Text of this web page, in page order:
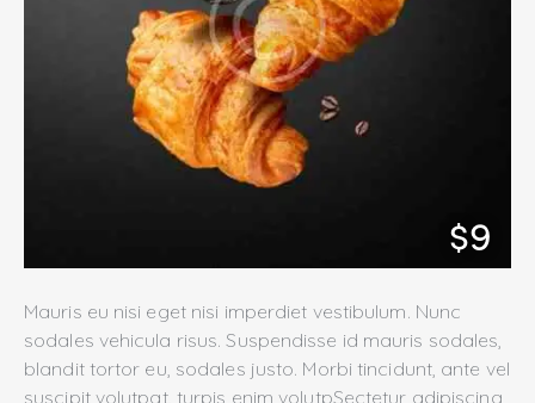
$9
Mauris eu nisi eget nisi imperdiet vestibulum. Nunc
sodales vehicula risus. Suspendisse id mauris sodales,
blandit tortor eu, sodales justo. Morbi tincidunt, ante vel
suscipit volutpat, turpis enim volutpSectetur adipiscing